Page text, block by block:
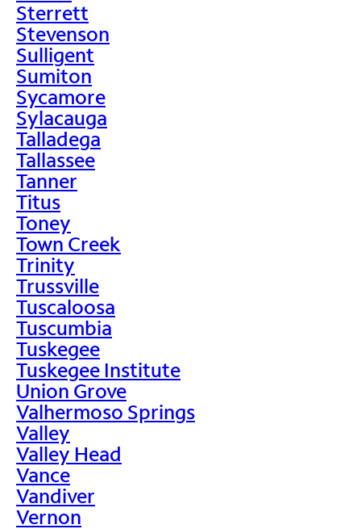
Sterrett
Stevenson
Sulligent
Sumiton
Sycamore
Sylacauga
Talladega
Tallassee
Tanner
Titus
Toney
Town Creek
Trinity
Trussville
Tuscaloosa
Tuscumbia
Tuskegee
Tuskegee Institute
Union Grove
Valhermoso Springs
Valley
Valley Head
Vance
Vandiver
Vernon